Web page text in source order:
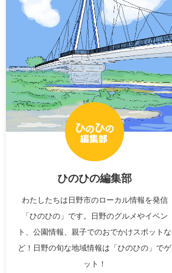
ひのひの編集部
わたしたちは日野市のローカル情報を発信
「ひのひの」です。日野のグルメやイベン
ト、公園情報、親子でのおでかけスポットな
ど！日野の旬な地域情報は「ひのひの」でゲ
ット！